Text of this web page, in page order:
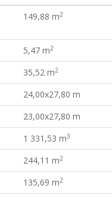
149,88 m2
5,47 m2
35,52 m2
24,00x27,80 m
23,00x27,80 m
1 331,53 m3
244,11 m2
135,69 m2